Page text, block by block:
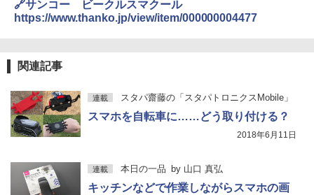
🔗サンコー ビークルスマクール
https://www.thanko.jp/view/item/000000004477
関連記事
連載 スタパ齋藤の「スタパトロニクスMobile」
スマホを自転車に……どう取り付ける？
2018年6月11日
連載 本日の一品 by 山口 真弘
キッチンなどで作業しながらスマホの画